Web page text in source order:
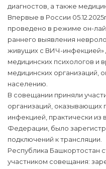
диагностов, а также
Впервые в России
проведено в режиме он-
раннего выявления
живущих с ВИЧ-инфекцией»
медицинских психологов и
медицинских
населению.
В совещании приняли
организаций,
инфекцией, практически из
Федерации, было
подключений к трансляции.
Республика Башкортостан
участником совещания: